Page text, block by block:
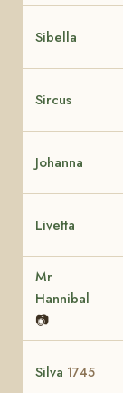
Sibella
Sircus
Johanna
Livetta
Mr
Hannibal
📷
Silva 1745